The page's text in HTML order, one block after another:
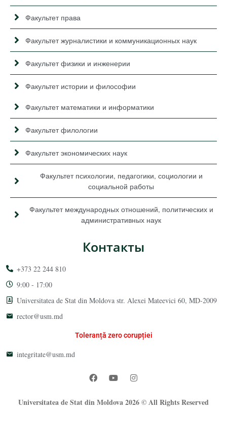
Факультет права
Факультет журналистики и коммуникационных наук
Факультет физики и инженерии
Факультет истории и философии
Факультет математики и информатики
Факультет филологии
Факультет экономических наук
Факультет психологии, педагогики, социологии и
социальной работы
Факультет международных отношений, политических и
административных наук
Контакты
+373 22 244 810
9:00 - 17:00
Universitatea de Stat din Moldova str. Alexei Mateevici 60, MD-2009
rector@usm.md
Toleranță zero corupției
integritate@usm.md
Universitatea de Stat din Moldova 2026 © All Rights Reserved